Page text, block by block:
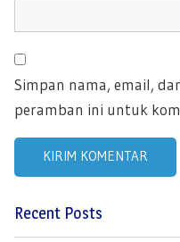
Simpan nama, email,
peramban ini untuk
Recent Posts